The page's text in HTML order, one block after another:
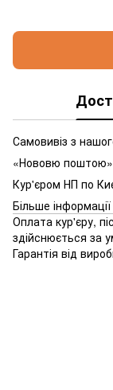
Самовивіз з
«Нововю поштою»
Кур'єром НП по
Більше
Оплата кур'єру,
здійснюється за
Гарантія від